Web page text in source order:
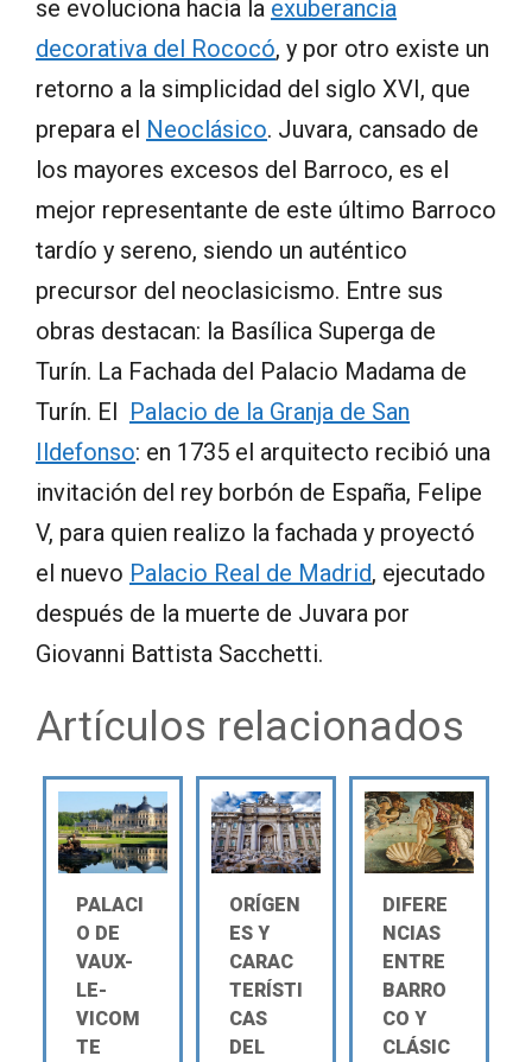
se evoluciona hacia la exuberancia
decorativa del Rococó, y por otro existe un
retorno a la simplicidad del siglo XVI, que
prepara el Neoclásico. Juvara, cansado de
los mayores excesos del Barroco, es el
mejor representante de este último Barroco
tardío y sereno, siendo un auténtico
precursor del neoclasicismo. Entre sus
obras destacan: la Basílica Superga de
Turín. La Fachada del Palacio Madama de
Turín. El Palacio de la Granja de San
Ildefonso: en 1735 el arquitecto recibió una
invitación del rey borbón de España, Felipe
V, para quien realizo la fachada y proyectó
el nuevo Palacio Real de Madrid, ejecutado
después de la muerte de Juvara por
Giovanni Battista Sacchetti.
Artículos relacionados
PALACI
O DE
VAUX-
LE-
VICOM
TE
ORÍGEN
ES Y
CARAC
TERÍSTI
CAS
DEL
DIFERE
NCIAS
ENTRE
BARRO
CO Y
CLÁSIC